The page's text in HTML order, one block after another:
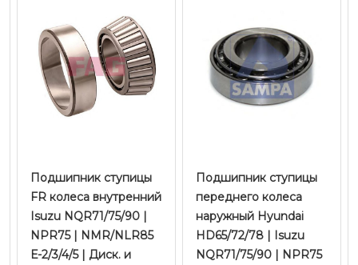
Подшипник ступицы
FR колеса внутренний
Isuzu NQR71/75/90 |
NPR75 | NMR/NLR85
Е-2/3/4/5 | Диск. и
​​​​​​​Подшипник ступицы
переднего колеса
наружный Hyundai
HD65/72/78 | Isuzu
NQR71/75/90 | NPR75